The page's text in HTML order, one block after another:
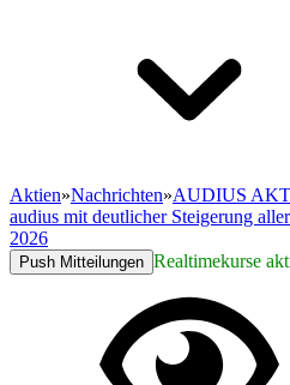
Aktien»Nachrichten»AUDIUS
audius mit deutlicher Steigerung
2026
Push Mitteilungen Realtimekurse